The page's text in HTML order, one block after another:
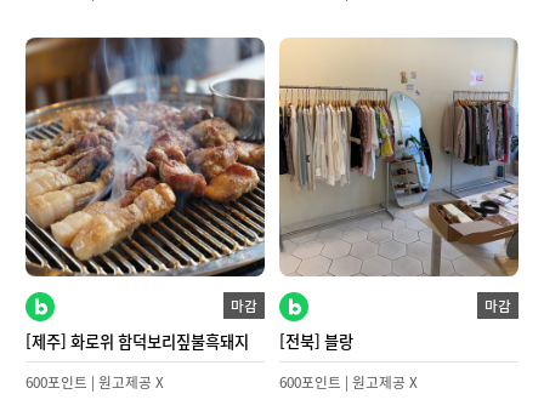
마감
[제주] 화로위 함덕보리짚불흑돼지
600포인트 | 원고제공 X
마감
[전북] 블랑
600포인트 | 원고제공 X